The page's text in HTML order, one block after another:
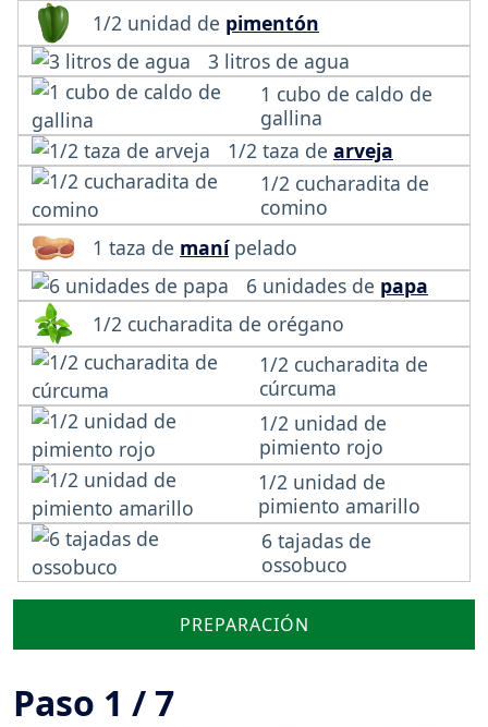
1/2 unidad de pimentón
3 litros de agua
1 cubo de caldo de
gallina
1/2 taza de arveja
1/2 cucharadita de
comino
1 taza de manípelado
6 unidades de papa
1/2 cucharadita de orégano
1/2 cucharadita de
cúrcuma
1/2 unidad de
pimiento rojo
1/2 unidad de
pimiento amarillo
6 tajadas de
ossobuco
PREPARACIÓN
Paso 1 / 7